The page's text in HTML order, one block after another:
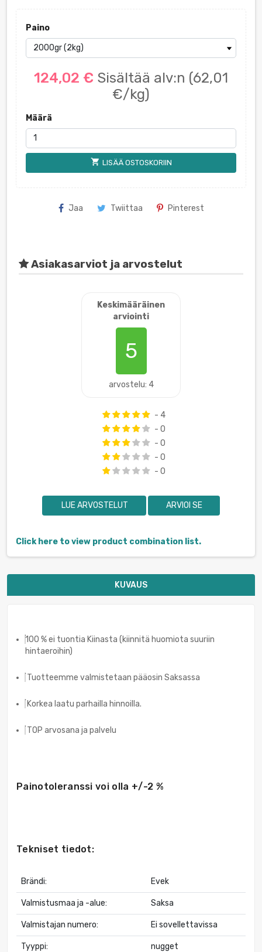
Paino
124,02 € Sisältää alv:n (62,01
€/kg)
Määrä
shopping_cart LISÄÄ OSTOSKORIIN
Jaa Twiittaa Pinterest
Asiakasarviot ja arvostelut
Keskimääräinen
arviointi
5
arvostelu: 4
- 4
- 0
- 0
- 0
- 0
LUE ARVOSTELUT ARVIOI SE
Click here to view product combination list.
KUVAUS
100 % ei tuontia Kiinasta (kiinnitä huomiota suuriin
hintaeroihin)
Tuotteemme valmistetaan pääosin Saksassa
Korkea laatu parhailla hinnoilla.
TOP arvosana ja palvelu
Painotoleranssi voi olla +/-2 %
Tekniset tiedot:
Brändi: Evek
Valmistusmaa ja -alue: Saksa
Valmistajan numero: Ei sovellettavissa
Tyyppi: nugget